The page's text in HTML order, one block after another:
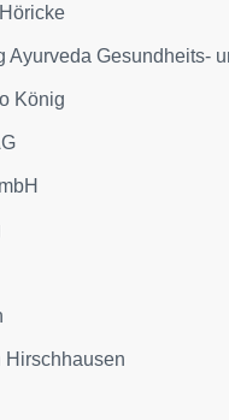
Ayurveda Gesundheits-
König
Hirschhausen